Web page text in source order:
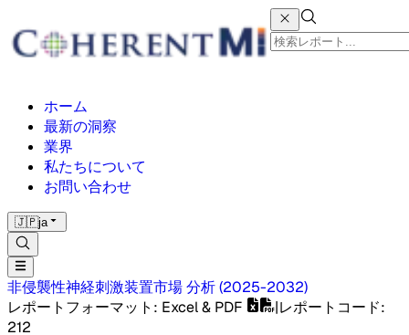
ホーム
最新の洞察
業界
私たちについて
お問い合わせ
🇯🇵ja
非侵襲性神経刺激装置市場分析(2025-2032)
レポートフォーマット : Excel & PDF |レポートコード:
212